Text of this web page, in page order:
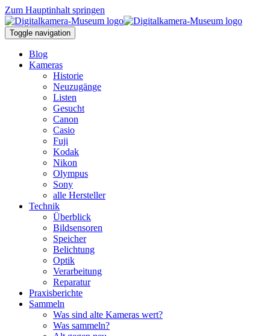
Zum Hauptinhalt springen
Toggle navigation
Blog
Kameras
Historie
Neuzugänge
Listen
Gesucht
Canon
Casio
Fuji
Kodak
Nikon
Olympus
Sony
alle Hersteller
Technik
Überblick
Bildsensoren
Speicher
Belichtung
Optik
Verarbeitung
Reparatur
Praxisberichte
Sammeln
Was sind alte Kameras wert?
Was sammeln?